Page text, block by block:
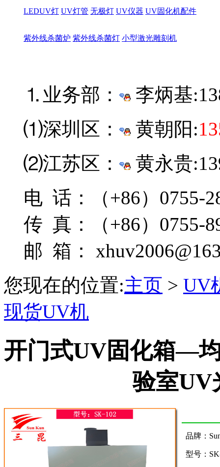
LEDUV灯 UV灯管 无极灯 UV仪器 UV固化机配件
紫外线杀菌炉 紫外线杀菌灯 小型激光雕刻机
⒈业务部： 李炳基:
⑴深圳区：
黄朝阳:
⑵江苏区：
黄永贵
电 话：（+86）0755-
传 真：（+86）0755-
邮 箱：
您现在的位置:主页 > UV
现货UV机
开门式UV固化箱—
验室UV
品牌：
型号：